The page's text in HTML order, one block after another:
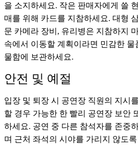
을 소지하세요. 작은 판매자에게 쓸
매를 위해 카드를 지참하세요. 대형
문 카메라 장비, 유리병은 지참하지
속에서 이동할 계획이라면 민감한
물함에 보관하세요.
안전 및 예절
입장 및 퇴장 시 공연장 직원의 지시
할 경우 가능한 한 빨리 공연장 보안
하세요. 공연 중 다른 참석자를 존중
며 근처 좌석의 시야를 가리지 않도